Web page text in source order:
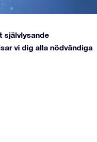
självlysande
vi dig alla nödvändiga